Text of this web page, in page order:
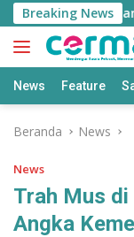
Langsung
ke
konten
Breaking News
Utara Bertambah
News Feature
Beranda News
News
Trah Mus
Angka